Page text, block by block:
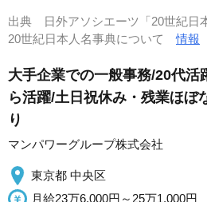
出典
日外アソシエーツ「20世紀日
20世紀日本人名事典について情報
大手企業での一般事務/20代活
ら活躍/土日祝休み・残業ほぼ
り
マンパワーグループ株式会社
東京都 中央区
月給23万6,000円～25万1,000円